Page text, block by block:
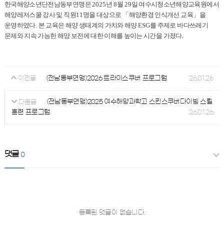
한국해양소년단전남동부연맹은2025년 8월 29일 여수시청소년해양교육원에서
해양레저스쿨 강사 및 직원11명을 대상으로 「 해양환경 인식개선 교육」 을
운영하였다. 본 교육은 해양 생태계의 가치와 해양ESG를 주제로 바다쓰레기
문제와 지속 가능한 해양 보전에 대한 이해를 높이는 시간을 가졌다.
이전글 (전남동부연맹)2026 트라이스쿠버 프로그램 26.01.26
다음글
(전남동부연맹)2025 여수해양과학고 스킨스쿠버다이빙 스킬
훈련 프로그램
26.01.26
댓글0
등록된 댓글이 없습니다.